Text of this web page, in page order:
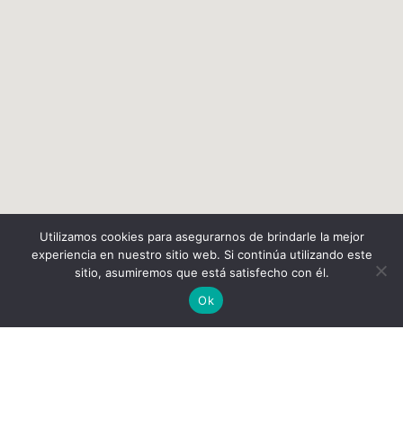
Utilizamos cookies para asegurarnos de brindarle la mejor
experiencia en nuestro sitio web. Si continúa utilizando este
sitio, asumiremos que está satisfecho con él.
Ok